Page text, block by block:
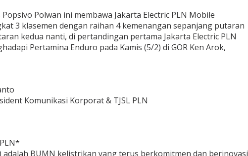
Polwan ini membawa Jakarta Electric PLN Mobile
3 klasemen dengan raihan 4 kemenangan sepanjang putaran
kedua nanti, di pertandingan pertama Jakarta Electric PLN
Pertamina Enduro pada Kamis (5/2) di GOR Ken Arok,
Komunikasi Korporat & TJSL PLN
adalah BUMN kelistrikan yang terus berkomitmen dan berinovasi